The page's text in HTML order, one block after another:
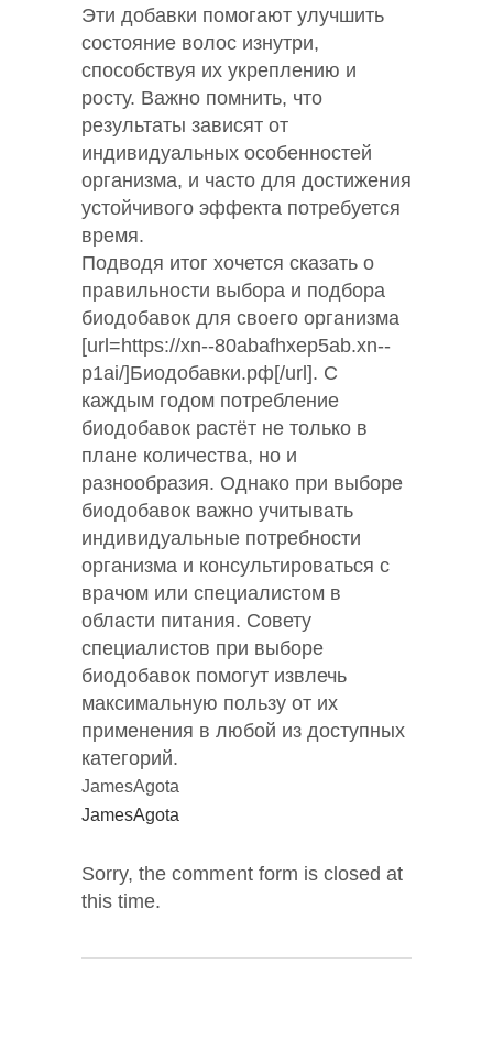
Эти добавки помогают улучшить
состояние волос изнутри,
способствуя их укреплению и
росту. Важно помнить, что
результаты зависят от
индивидуальных особенностей
организма, и часто для достижения
устойчивого эффекта потребуется
время.
Подводя итог хочется сказать о
правильности выбора и подбора
биодобавок для своего организма
[url=https://xn--80abafhxep5ab.xn--
p1ai/]Биодобавки.рф[/url]. С
каждым годом потребление
биодобавок растёт не только в
плане количества, но и
разнообразия. Однако при выборе
биодобавок важно учитывать
индивидуальные потребности
организма и консультироваться с
врачом или специалистом в
области питания. Совету
специалистов при выборе
биодобавок помогут извлечь
максимальную пользу от их
применения в любой из доступных
категорий.
JamesAgota
JamesAgota
Sorry, the comment form is closed at
this time.